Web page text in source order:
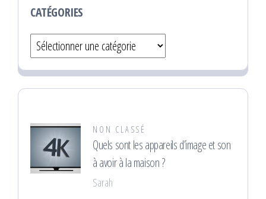
CATÉGORIES
Catégories
NON CLASSÉ
Quels sont les appareils d’image et son
à avoir à la maison ?
Sarah